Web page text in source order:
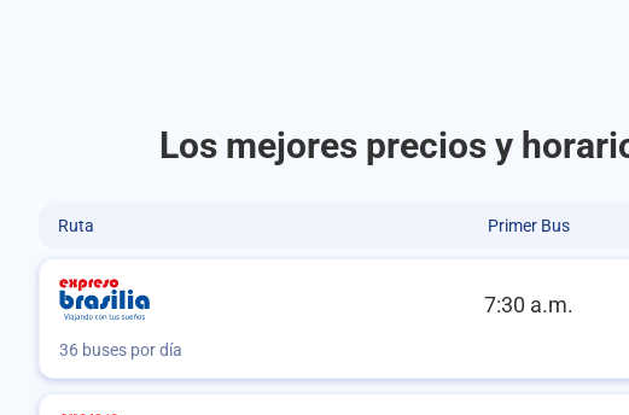
Los mejores precios y
Ruta Primer Bus
7:30 a.m.
36 buses por día